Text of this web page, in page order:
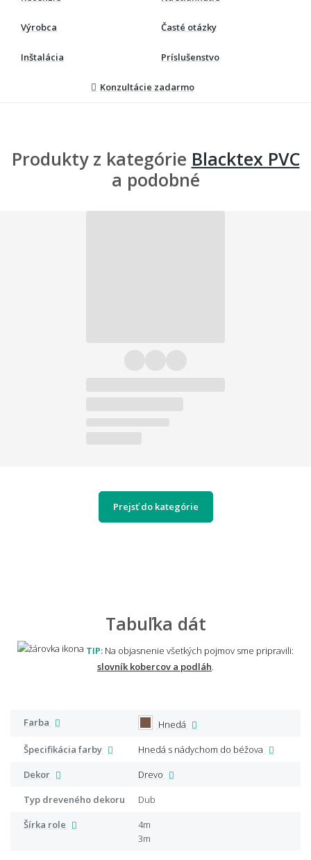
Výrobca Časté otázky
Inštalácia Príslušenstvo
Konzultácie zadarmo
Produkty z kategórie Blacktex PVC
a podobné
Prejsť do kategórie
Tabuľka dát
TIP: Na objasnenie všetkých pojmov sme pripravili:
slovník kobercov a podláh
Farba
Hnedá
Špecifikácia farby
Hnedá s nádychom do béžova
Dekor
Drevo
Typ dreveného dekoru
Dub
Šírka role
4m
3m